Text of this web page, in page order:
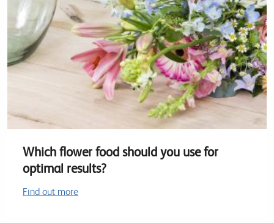
Which flower food should you use for
optimal results?
Find out more